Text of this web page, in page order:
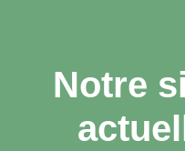
Notre